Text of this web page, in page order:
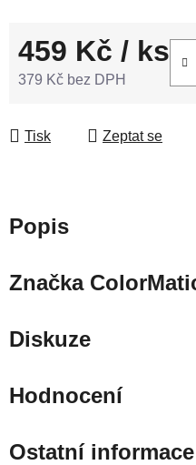
459 Kč / ks
379 Kč bez DPH
Tisk Zeptat se
Popis
Značka
Diskuze
Hodnocení
Ostatní informace